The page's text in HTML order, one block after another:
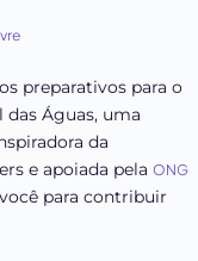
preparativos para o
Águas, uma
da
e apoiada pela ONG
para contribuir